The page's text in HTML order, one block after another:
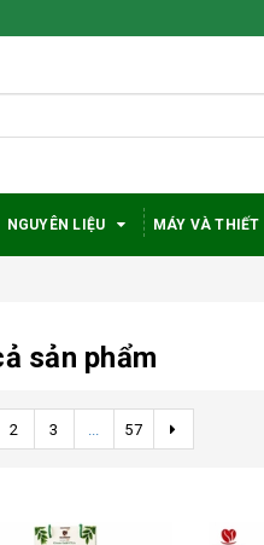
NGUYÊN LIỆU MÁY VÀ THIẾT
sản phẩm
2 3 ... 57